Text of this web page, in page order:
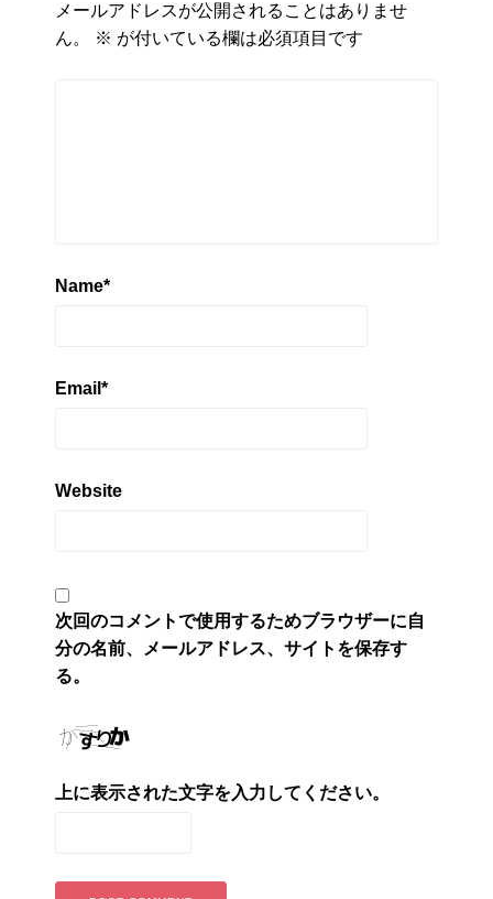
メールアドレスが公開されることはありませ
ん。
※ が付いている欄は必須項目です
Name*
Email *
Website
次回のコメントで使用するためブラウザーに自
分の名前、メールアドレス、サイトを保存す
る。
上に表示された文字を入力してください。